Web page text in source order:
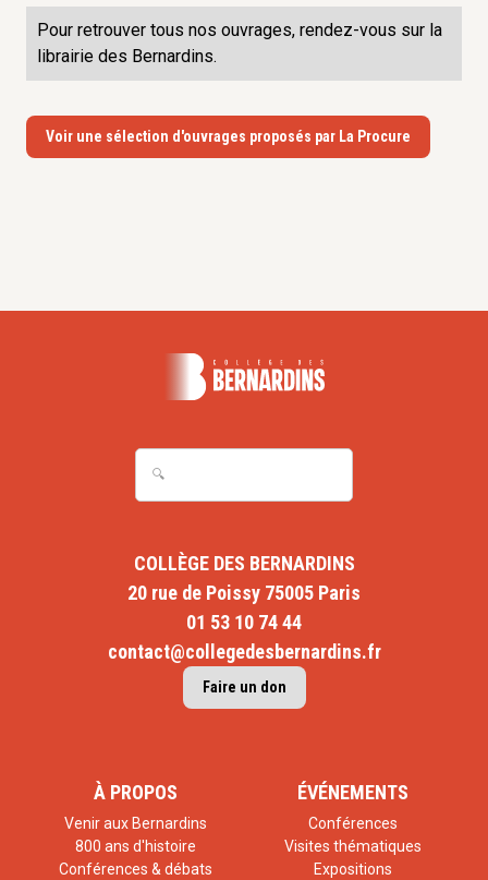
Pour retrouver tous nos ouvrages, rendez-vous sur la
librairie des Bernardins.
Voir une sélection d'ouvrages proposés par La Procure
COLLÈGE DES BERNARDINS
20 rue de Poissy 75005 Paris
01 53 10 74 44
contact@collegedesbernardins.fr
Faire un don
À PROPOS
Venir aux Bernardins
800 ans d'histoire
Conférences & débats
ÉVÉNEMENTS
Conférences
Visites thématiques
Expositions